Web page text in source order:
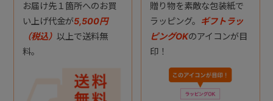
お届け先１箇所へのお買
い上げ代金が5,500円
（税込） 以上で送料無
料。
贈り物を素敵な包装紙で
ラッピング。 ギフトラッ
ピングOKのアイコンが目
印！